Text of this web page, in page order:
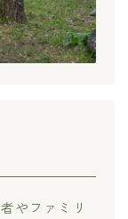
やファミリ